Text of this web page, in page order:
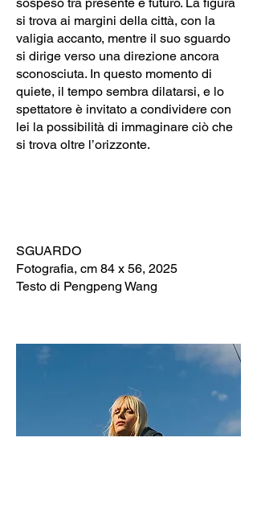
si trova ai margini della città, con la
valigia accanto, mentre il suo sguardo
si dirige verso una direzione ancora
sconosciuta. In questo momento di
quiete, il tempo sembra dilatarsi, e lo
spettatore è invitato a condividere con
lei la possibilità di immaginare ciò che
si trova oltre l’orizzonte.
SGUARDO
Fotografia, cm 84 x 56, 2025
Testo di Pengpeng Wang